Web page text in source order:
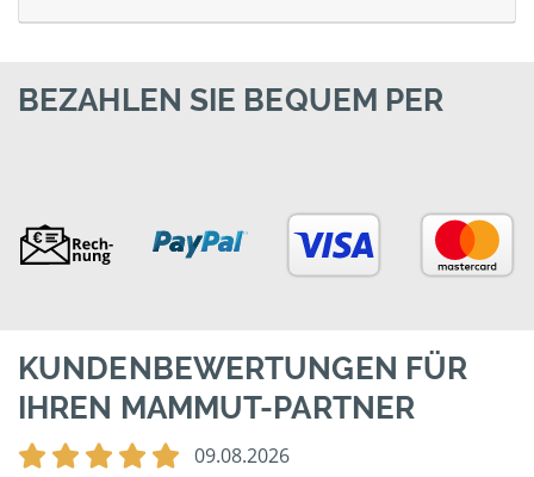
BEZAHLEN SIE BEQUEM PER
KUNDENBEWERTUNGEN FÜR
IHREN MAMMUT-PARTNER
09.08.2026